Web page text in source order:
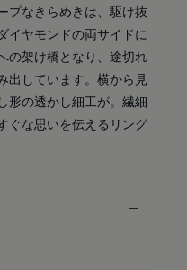
プなきらめきは、駆け抜
イヤモンドの両サイドに
の架け橋となり、途切れ
出しています。横から見
形の透かし細工が。繊細
ぐな思いを伝えるリング